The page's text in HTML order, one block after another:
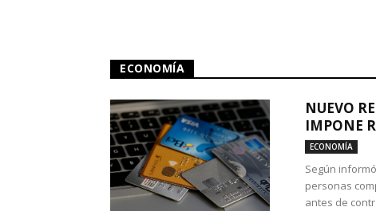
ECONOMÍA
NUEVO
IMPONE
ECONOMÍA
Según
personas
antes de